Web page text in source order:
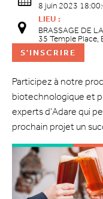
8 juin 2023
LIEU :
BRASSAGE DE
35 Temple Place,
S'INSCRIRE
Participez à notre
biotechnologique et
experts d'Adare qui
prochain projet un